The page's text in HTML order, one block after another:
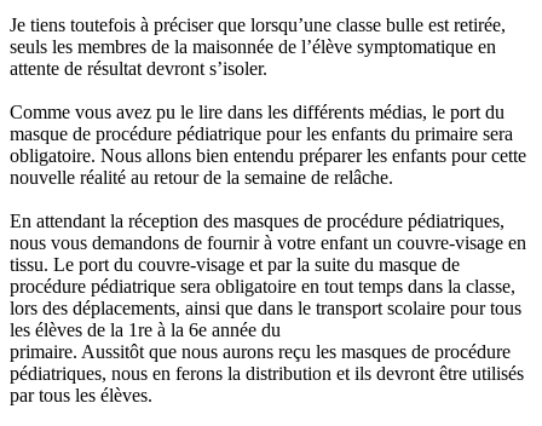
Je tiens toutefois à préciser que lorsqu’une classe bulle est retirée,
seuls les membres de la maisonnée de l’élève symptomatique en
attente de résultat devront s’isoler.
Comme vous avez pu le lire dans les différents médias, le port du
masque de procédure pédiatrique pour les enfants du primaire sera
obligatoire. Nous allons bien entendu préparer les enfants pour cette
nouvelle réalité au retour de la semaine de relâche.
En attendant la réception des masques de procédure pédiatriques,
nous vous demandons de fournir à votre enfant un couvre-visage en
tissu. Le port du couvre-visage et par la suite du masque de
procédure pédiatrique sera obligatoire en tout temps dans la classe,
lors des déplacements, ainsi que dans le transport scolaire pour tous
les élèves de la 1re à la 6e année du
primaire. Aussitôt que nous aurons reçu les masques de procédure
pédiatriques, nous en ferons la distribution et ils devront être utilisés
par tous les élèves.